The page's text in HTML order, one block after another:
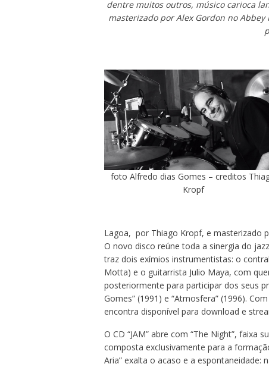
dentre muitos outros, músico carioca
masterizado por Alex Gordon no
foto Alfredo dias Gomes – creditos
Kropf
Lagoa, por Thiago Kropf, e masterizado
O novo disco reúne toda a sinergia do
traz dois exímios instrumentistas: o
Motta) e o guitarrista Julio Maya, com
posteriormente para participar dos seus
Gomes” (1991) e “Atmosfera” (1996).
encontra disponível para download e
O CD “JAM” abre com “The Night”, faixa
composta exclusivamente para a
Aria” exalta o acaso e a espontaneidade: